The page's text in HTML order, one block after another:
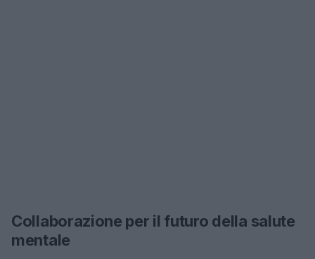
Collaborazione per il futuro della salute
mentale